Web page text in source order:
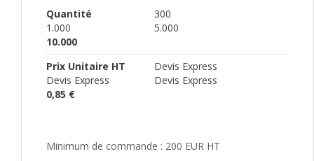
Quantité
300
1.000
5.000
10.000
Prix Unitaire HT
Devis Express
Devis Express
Devis Express
0,85 €
Minimum de commande : 200 EUR HT